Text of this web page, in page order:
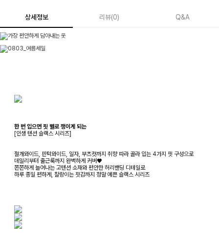
상세정보 리뷰(0) Q&A
한 번 입으면 핏 별로 쟁이게 되는
[인생 텐션 슬랙스 시리즈]
절개와이드, 핀턱와이드, 일자, 부츠컷까지 취향 따라 골라 입는 4가지 핏 구성으로
데일리부터 출근룩까지 완벽하게 커버♥
쫀쫀하게 늘어나는 고텐션 소재와 편안한 허리밴딩 디테일로
하루 종일 편하게, 찰랑이는 핏감까지 정말 예쁜 슬랙스 시리즈